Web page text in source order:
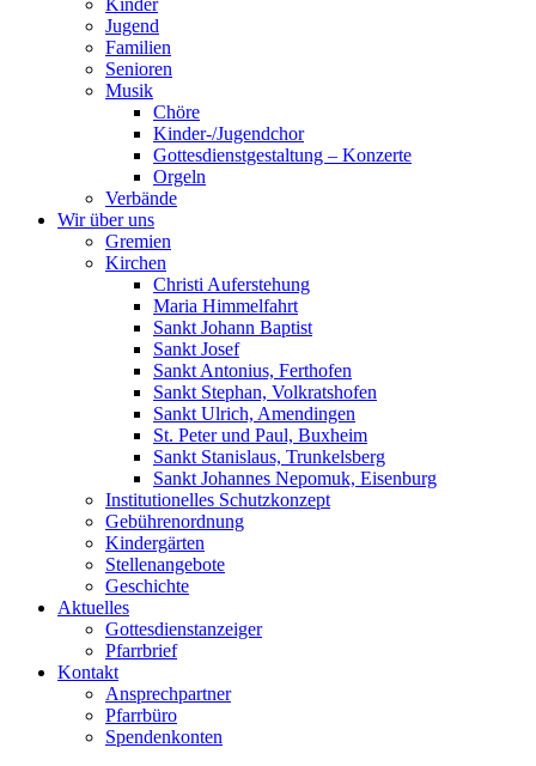
Kinder
Jugend
Familien
Senioren
Musik
Chöre
Kinder-/Jugendchor
Gottesdienstgestaltung – Konzerte
Orgeln
Verbände
Wir über uns
Gremien
Kirchen
Christi Auferstehung
Maria Himmelfahrt
Sankt Johann Baptist
Sankt Josef
Sankt Antonius, Ferthofen
Sankt Stephan, Volkratshofen
Sankt Ulrich, Amendingen
St. Peter und Paul, Buxheim
Sankt Stanislaus, Trunkelsberg
Sankt Johannes Nepomuk, Eisenburg
Institutionelles Schutzkonzept
Gebührenordnung
Kindergärten
Stellenangebote
Geschichte
Aktuelles
Gottesdienstanzeiger
Pfarrbrief
Kontakt
Ansprechpartner
Pfarrbüro
Spendenkonten